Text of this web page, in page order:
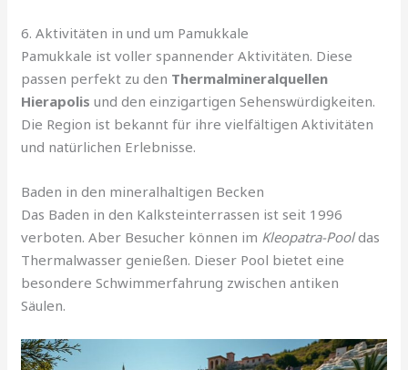
6. Aktivitäten in und um Pamukkale
Pamukkale ist voller spannender Aktivitäten. Diese
passen perfekt zu den Thermalmineralquellen
Hierapolis und den einzigartigen Sehenswürdigkeiten.
Die Region ist bekannt für ihre vielfältigen Aktivitäten
und natürlichen Erlebnisse.
Baden in den mineralhaltigen Becken
Das Baden in den Kalksteinterrassen ist seit 1996
verboten. Aber Besucher können im Kleopatra-Pooldas
Thermalwasser genießen. Dieser Pool bietet eine
besondere Schwimmerfahrung zwischen antiken
Säulen.